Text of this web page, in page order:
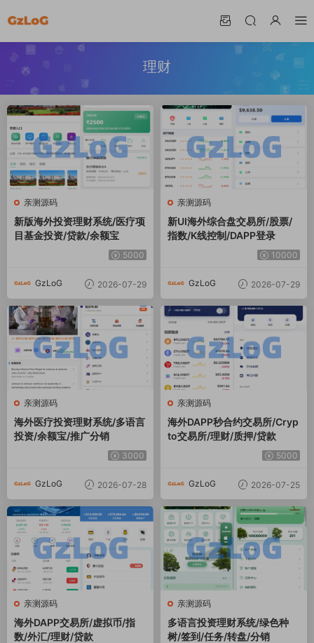
理财
亲测源码
新版海外投资理财系统/医疗项
目基金投资/贷款/余额宝
5000
GzLoG 2026-07-29
亲测源码
新UI海外综合盘交易所/股票/
指数/K线控制/DAPP登录
10000
GzLoG 2026-07-29
亲测源码
海外医疗投资理财系统/多语言
投资/余额宝/推广分销
3000
GzLoG 2026-07-28
亲测源码
海外DAPP秒合约交易所/Cryp
to交易所/理财/质押/贷款
5000
GzLoG 2026-07-25
亲测源码
海外DAPP交易所/虚拟币/指
数/外汇/理财/贷款
亲测源码
多语言投资理财系统/绿色种
树/签到/任务/转盘/分销